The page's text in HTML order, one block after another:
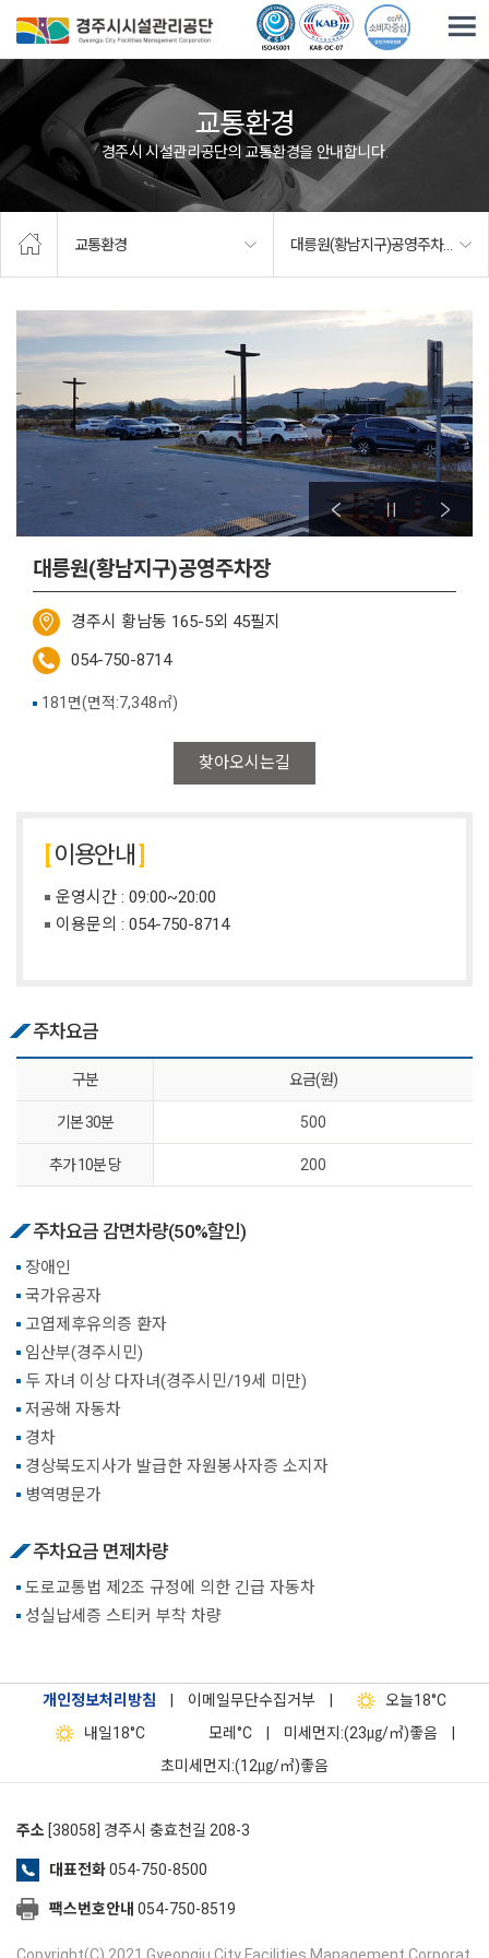
교통환경
경주시 시설관리공단의 교통환경을 안내합니다.
교통환경 대릉원(황남지구)공영주차장
대릉원(황남지구)공영주차장
경주시 황남동 165-5외 45필지
054-750-8714
찾아오시는길
181면(면적:7,348㎡)
이용안내
운영시간 : 09:00~20:00
이용문의 : 054-750-8714
주차요금
구분 요금(원)
기본 30분 500
추가 10분 당 200
주차요금 감면차량(50%할인)
장애인
국가유공자
고엽제후유의증 환자
임산부(경주시민)
두 자녀 이상 다자녀(경주시민/19세 미만)
저공해 자동차
경차
경상북도지사가 발급한 자원봉사자증 소지자
병역명문가
주차요금 면제차량
도로교통법 제2조 규정에 의한 긴급 자동차
성실납세증 스티커 부착 차량
개인정보처리방침 이메일무단수집거부 오늘18°C
내일18°C 모레 °C 미세먼지:(23㎍/㎥)좋음
초미세먼지:(12㎍/㎥)좋음
주소 [38058] 경주시 충효천길 208-3
대표전화054-750-8500
팩스번호안내 054-750-8519
Copyright(C) 2021 Gyeongju City Facilities Management Corporat